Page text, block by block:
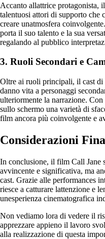
Accanto allattrice protagonista,
talentuosi attori di supporto che
creare unatmosfera
porta il suo talento e la sua
regalando al pubblico
3. Ruoli Secondari e
Oltre ai ruoli principali, il cast di
danno vita a personaggi
ulteriormente la narrazione.
sullo schermo una varietà di
film ancora più coinvolgente e
Considerazioni
In conclusione, il film Call Jane
avvincente e significativa, ma
cast. Grazie alle performances
riesce a catturare lattenzione e
unesperienza cinematografica
Non vediamo lora di vedere il
apprezzare appieno il lavoro
alla realizzazione di questa